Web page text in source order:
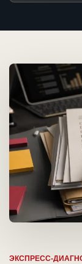
ЭКСПРЕСС-